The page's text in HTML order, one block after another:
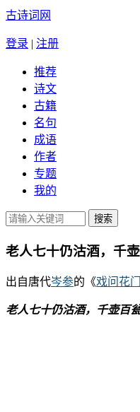
古诗词网
登录 | 注册
推荐
诗文
古籍
名句
成语
作者
专题
我的
老人七十仍沽酒，千壶
出自唐代岑参的《戏问花
老人七十仍沽酒，千壶百瓮